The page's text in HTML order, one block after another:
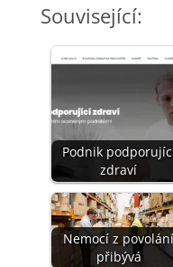
Související:
Podnik
zdraví
Nemocí z
přibývá